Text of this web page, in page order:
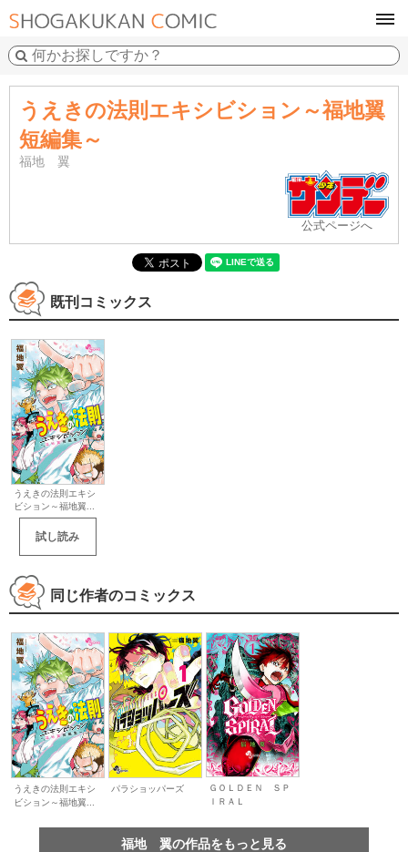
うえきの法則エキシビション～福地翼
短編集～
福地 翼
公式ページへ
既刊コミックス
うえきの法則エキシ
ビション～福地翼...
試し読み
同じ作者のコミックス
うえきの法則エキシ
ビション～福地翼...
パラショッパーズ
ＧＯＬＤＥＮ ＳＰ
ＩＲＡＬ
福地 翼の作品をもっと見る